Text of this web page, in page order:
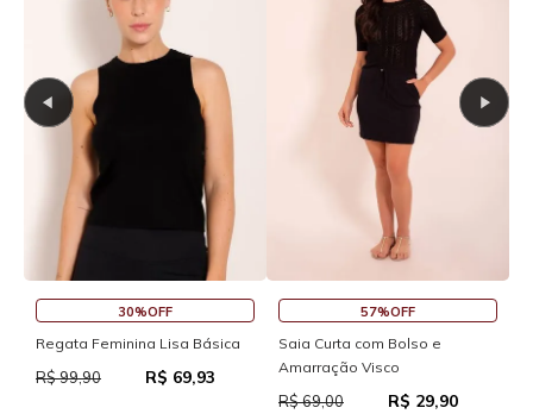
30%OFF
Regata Feminina Lisa Básica
R$ 99,90 R$ 69,93
57%OFF
Saia Curta com Bolso e
Amarração Visco
R$ 69,00 R$ 29,90